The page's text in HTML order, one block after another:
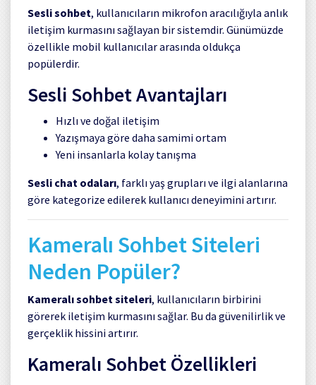
Sesli sohbet, kullanıcıların mikrofon aracılığıyla anlık
iletişim kurmasını sağlayan bir sistemdir. Günümüzde
özellikle mobil kullanıcılar arasında oldukça
popülerdir.
Sesli Sohbet Avantajları
Hızlı ve doğal iletişim
Yazışmaya göre daha samimi ortam
Yeni insanlarla kolay tanışma
Sesli chat odaları, farklı yaş grupları ve ilgi alanlarına
göre kategorize edilerek kullanıcı deneyimini artırır.
Kameralı Sohbet Siteleri
Neden Popüler?
Kameralı sohbet siteleri, kullanıcıların birbirini
görerek iletişim kurmasını sağlar. Bu da güvenilirlik ve
gerçeklik hissini artırır.
Kameralı Sohbet Özellikleri